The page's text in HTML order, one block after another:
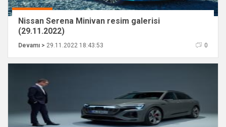
Nissan Serena Minivan resim galerisi
(29.11.2022)
Devamı > 29.11.2022 18:43:53 0